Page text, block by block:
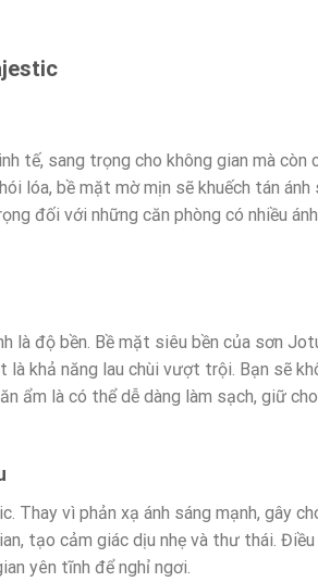
tế, sang trọng cho không gian mà còn
lóa, bề mặt mờ mịn sẽ khuếch tán ánh
đối với những căn phòng có nhiều
là độ bền. Bề mặt siêu bền của sơn
khả năng lau chùi vượt trội. Bạn sẽ
ẩm là có thể dễ dàng làm sạch, giữ
Thay vì phản xạ ánh sáng mạnh, gây
tạo cảm giác dịu nhẹ và thư thái.
yên tĩnh để nghỉ ngơi.